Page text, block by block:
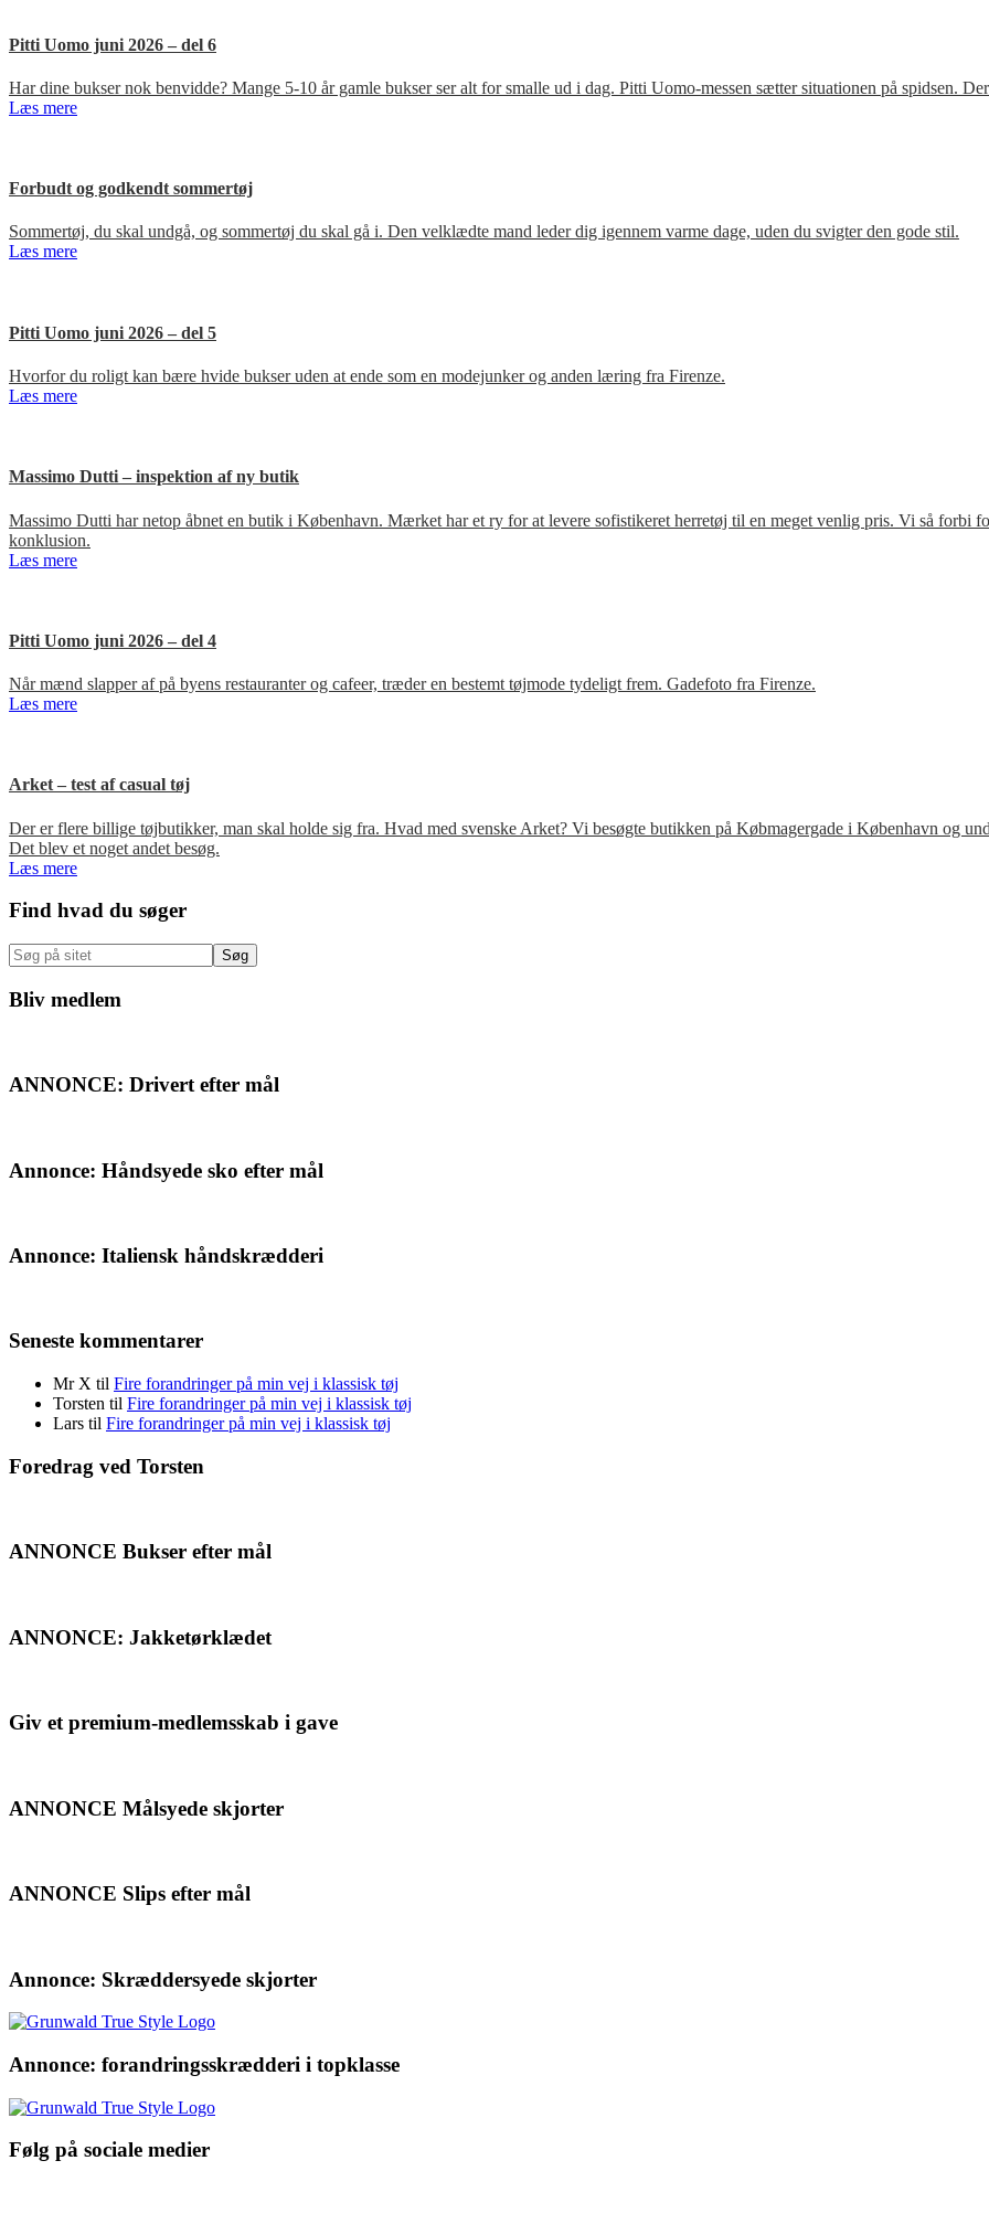
Pitti Uomo juni 2026 – del 6
Har dine bukser nok benvidde? Mange 5-10 år gamle bukser ser alt for smalle ud i dag. Pitti Uomo-messen sætter situationen på spidsen.
Læs mere
Forbudt og godkendt sommertøj
Sommertøj, du skal undgå, og sommertøj du skal gå i. Den velklædte mand leder dig igennem varme dage, uden du svigter den gode stil.
Læs mere
Pitti Uomo juni 2026 – del 5
Hvorfor du roligt kan bære hvide bukser uden at ende som en modejunker og anden læring fra Firenze.
Læs mere
Massimo Dutti – inspektion af ny butik
Massimo Dutti har netop åbnet en butik i København. Mærket har et ry for at levere sofistikeret herretøj til en meget venlig pris. Vi så forbi
konklusion.
Læs mere
Pitti Uomo juni 2026 – del 4
Når mænd slapper af på byens restauranter og cafeer, træder en bestemt tøjmode tydeligt frem. Gadefoto fra Firenze.
Læs mere
Arket – test af casual tøj
Der er flere billige tøjbutikker, man skal holde sig fra. Hvad med svenske Arket? Vi besøgte butikken på Købmagergade i København og
Det blev et noget andet besøg.
Læs mere
Primær
Sidebar
Find hvad du søger
Søg
på
sitet
Bliv medlem
ANNONCE: Drivert efter mål
Annonce: Håndsyede sko efter mål
Annonce: Italiensk håndskrædderi
Seneste kommentarer
Mr X til Fire forandringer på min vej i klassisk tøj
Torsten til Fire forandringer på min vej i klassisk tøj
Lars til Fire forandringer på min vej i klassisk tøj
Foredrag ved Torsten
ANNONCE Bukser efter mål
ANNONCE: Jakketørklædet
Giv et premium-medlemsskab i gave
ANNONCE Målsyede skjorter
ANNONCE Slips efter mål
Annonce: Skræddersyede skjorter
Annonce: forandringsskrædderi i topklasse
Følg på sociale medier